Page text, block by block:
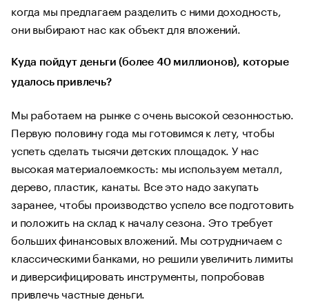
когда мы предлагаем разделить с ними доходность,
они выбирают нас как объект для вложений.
Куда пойдут деньги (более 40 миллионов), которые
удалось привлечь?
Мы работаем на рынке с очень высокой сезонностью.
Первую половину года мы готовимся к лету, чтобы
успеть сделать тысячи детских площадок. У нас
высокая материалоемкость: мы используем металл,
дерево, пластик, канаты. Все это надо закупать
заранее, чтобы производство успело все подготовить
и положить на склад к началу сезона. Это требует
больших финансовых вложений. Мы сотрудничаем с
классическими банками, но решили увеличить лимиты
и диверсифицировать инструменты, попробовав
привлечь частные деньги.